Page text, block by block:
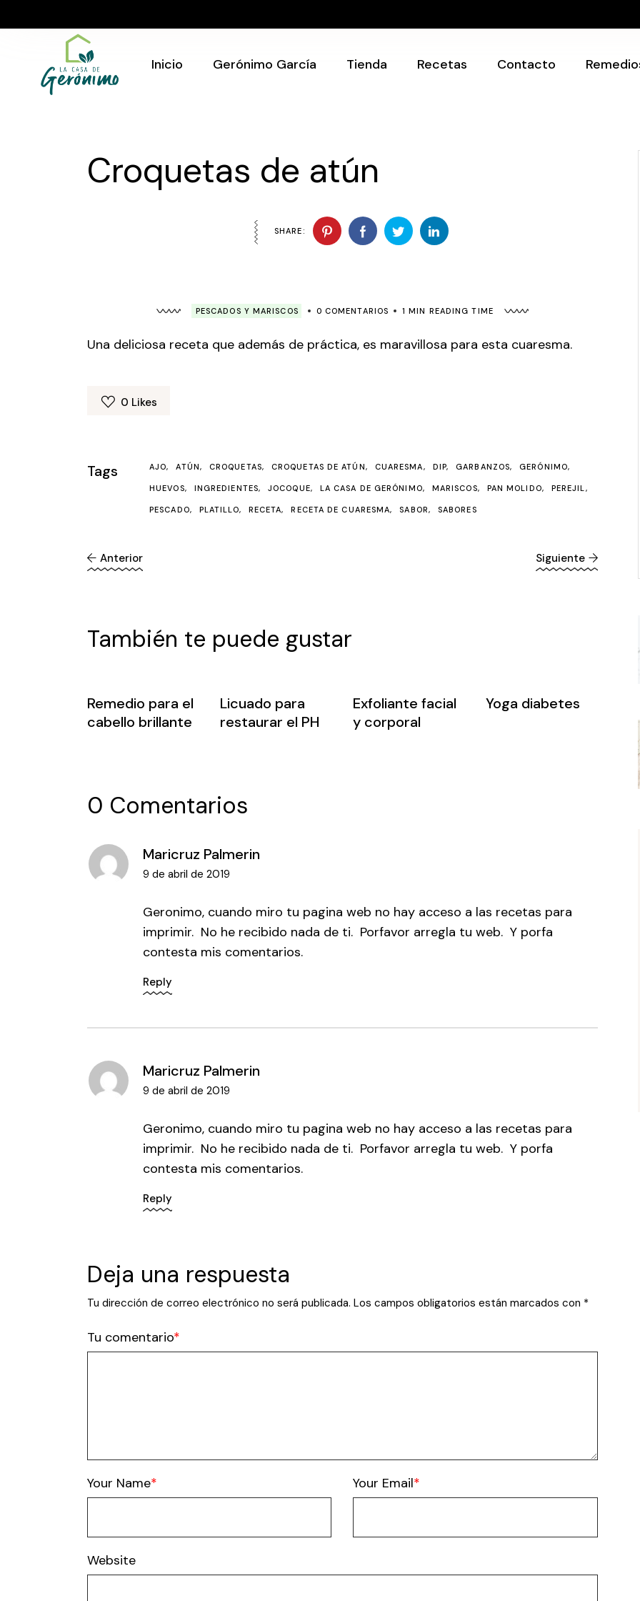
the
Inicio
Gerónimo García
evento
Tienda Recetas Contacto
evento
Croquetas de atún
SHARE:
PESCADOS Y MARISCOS 0 COMENTARIOS 1 MIN READING TIME
Una deliciosa receta que además de práctica, es maravillosa para esta cuaresma.
0 Likes
Tags AJO ATÚN CROQUETAS CROQUETAS DE ATÚN CUARESMA DIP GARBANZOS GERÓNIMO
HUEVOS INGREDIENTES JOCOQUE LA CASA DE GERÓNIMO MARISCOS PAN MOLIDO PEREJIL
PESCADO PLATILLO RECETA RECETA DE CUARESMA SABOR SABORES
Anterior Siguiente
También te puede gustar
Remedio para el
cabello brillante
Licuado para
restaurar el PH
Exfoliante facial
y corporal
Yoga diabetes
0 Comentarios
Maricruz Palmerin
9 de abril de 2019
Geronimo, cuando miro tu pagina web no hay acceso a las recetas para
imprimir. No he recibido nada de ti. Porfavor arregla tu web. Y porfa
contesta mis comentarios.
Reply
Maricruz Palmerin
9 de abril de 2019
Geronimo, cuando miro tu pagina web no hay acceso a las recetas para
imprimir. No he recibido nada de ti. Porfavor arregla tu web. Y porfa
contesta mis comentarios.
Reply
Deja una respuesta
Tu dirección de correo electrónico no será publicada. Los campos obligatorios están marcados con *
Tu comentario
Your Name Your Email
Website